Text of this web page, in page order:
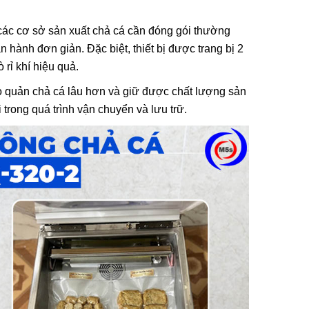
cơ sở sản xuất chả cá cần đóng gói thường
hành đơn giản. Đặc biệt, thiết bị được trang bị 2
rỉ khí hiệu quả.
quản chả cá lâu hơn và giữ được chất lượng sản
quá trình vận chuyển và lưu trữ.